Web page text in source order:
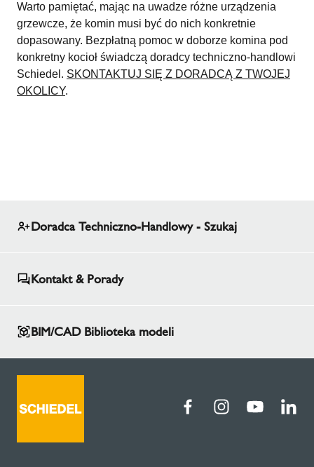
Warto pamiętać, mając na uwadze różne urządzenia
grzewcze, że komin musi być do nich konkretnie
dopasowany. Bezpłatną pomoc w doborze komina pod
konkretny kocioł świadczą doradcy techniczno-handlowi
Schiedel. SKONTAKTUJ SIĘ Z DORADCĄ Z TWOJEJ
OKOLICY.
Doradca Techniczno-Handlowy - Szukaj
Kontakt & Porady
BIM/CAD Biblioteka modeli